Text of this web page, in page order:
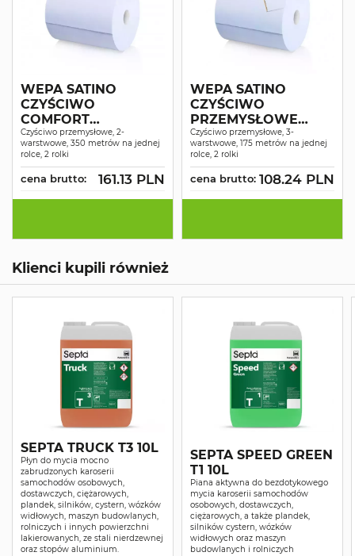
WEPA SATINO
CZYŚCIWO
COMFORT
NIEBIESKIE
MAKULATURA 2W
350M A2
Czyściwo przemysłowe, 2-
warstwowe, 350 metrów na jednej
rolce, 2 rolki
cena brutto: 161.13 PLN
WEPA SATINO
CZYŚCIWO
PRZEMYSŁOWE
COMFORT
NIEBIESKIE
RECYKLING 3W 175M
A2
Czyściwo przemysłowe, 3-
warstwowe, 175 metrów na jednej
rolce, 2 rolki
cena brutto: 108.24 PLN
Klienci kupili również
SEPTA TRUCK T3 10L
Płyn do mycia mocno
zabrudzonych karoserii
samochodów osobowych,
dostawczych, ciężarowych,
plandek, silników, cystern, wózków
widłowych, maszyn budowlanych,
rolniczych i innych powierzchni
lakierowanych, ze stali nierdzewnej
oraz stopów aluminium.
SEPTA SPEED GREEN
T1 10L
Piana aktywna do bezdotykowego
mycia karoserii samochodów
osobowych, dostawczych,
ciężarowych, a także plandek,
silników cystern, wózków
widłowych oraz maszyn
budowlanych i rolniczych